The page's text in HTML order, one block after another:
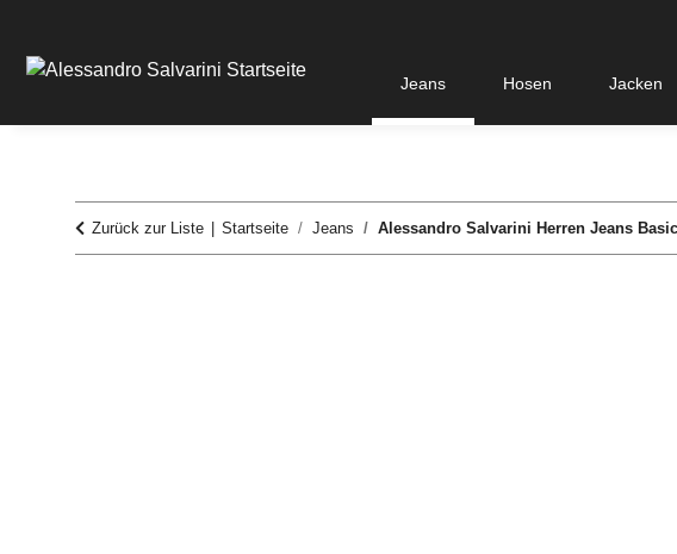
Jeans Hosen Jacken
Zurück zur Liste Startseite Jeans Alessandro Salvarini Herren Jeans